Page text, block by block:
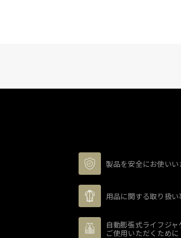
製品を安全にお使い
用品に関する取り扱い
自動膨張式ライフジ
ご使用いただくために